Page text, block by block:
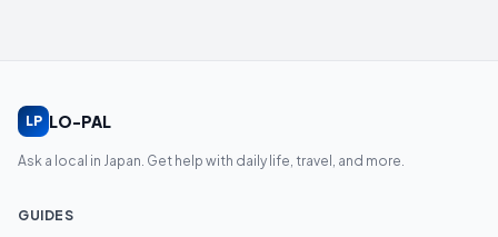
LP LO-PAL
Ask a local in Japan. Get help with daily life, travel, and more.
GUIDES